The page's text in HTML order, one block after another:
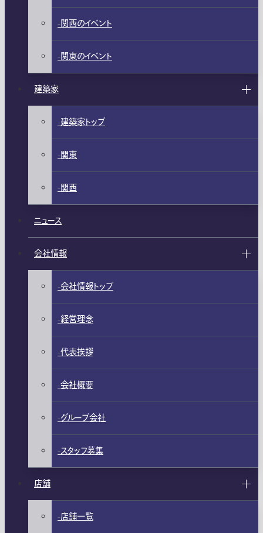
関西のイベント
関東のイベント
建築家
建築家トップ
関東
関西
ニュース
会社情報
会社情報トップ
経営理念
代表挨拶
会社概要
グループ会社
スタッフ募集
店舗
店舗一覧